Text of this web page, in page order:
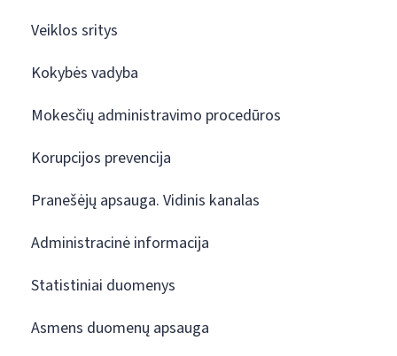
Veiklos sritys
Kokybės vadyba
Mokesčių administravimo procedūros
Korupcijos prevencija
Pranešėjų apsauga. Vidinis kanalas
Administracinė informacija
Statistiniai duomenys
Asmens duomenų apsauga